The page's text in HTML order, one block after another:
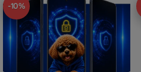
-10%